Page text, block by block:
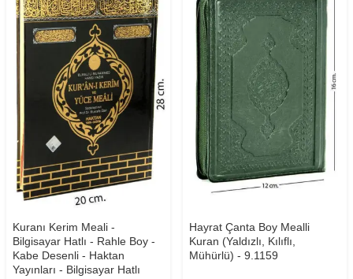
Kuranı Kerim Meali -
Bilgisayar Hatlı - Rahle Boy -
Kabe Desenli - Haktan
Yayınları - Bilgisayar Hatlı
Hayrat Çanta Boy Mealli
Kuran (Yaldızlı, Kılıflı,
Mühürlü) - 9.1159